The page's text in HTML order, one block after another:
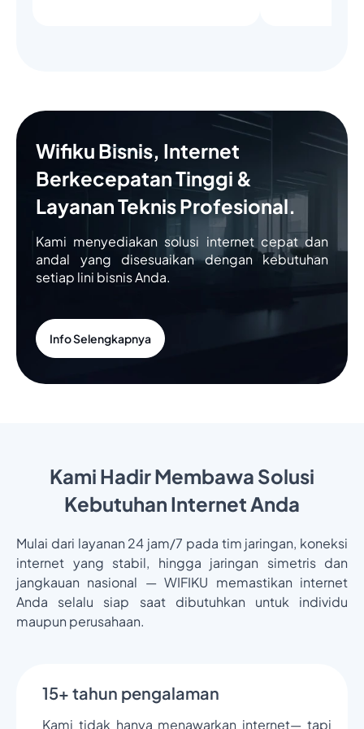
Wifiku Bisnis, Internet
Berkecepatan Tinggi &
Layanan Teknis Profesional.
Kami menyediakan solusi internet cepat dan
andal yang disesuaikan dengan kebutuhan
setiap lini bisnis Anda.
Info Selengkapnya
Kami Hadir Membawa Solusi
Kebutuhan Internet Anda
Mulai dari layanan 24 jam/7 pada tim jaringan, koneksi
internet yang stabil, hingga jaringan simetris dan
jangkauan nasional — WIFIKU memastikan internet
Anda selalu siap saat dibutuhkan untuk individu
maupun perusahaan.
15+ tahun pengalaman
Kami tidak hanya menawarkan internet— tapi